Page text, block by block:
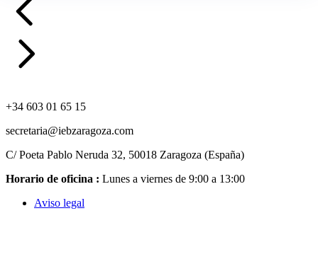
+34 603 01 65 15
secretaria@iebzaragoza.com
C/ Poeta Pablo Neruda 32, 50018 Zaragoza (España)
Horario de oficina : Lunes a viernes de 9:00 a 13:00
Aviso legal